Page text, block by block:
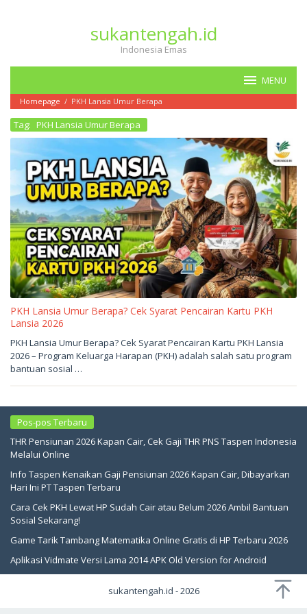
sukantengah.id
Indonesia Emas
MENU
Homepage / PKH Lansia Umur Berapa
Tag: PKH Lansia Umur Berapa
PKH Lansia Umur Berapa? Cek Syarat Pencairan Kartu PKH
Lansia 2026
Mei
18,
2026
oleh
sukantengah
PKH Lansia Umur Berapa? Cek Syarat Pencairan Kartu PKH Lansia
2026 – Program Keluarga Harapan (PKH) adalah salah satu program
bantuan sosial …
Pos-pos Terbaru
THR Pensiunan 2026 Kapan Cair, Cek Gaji THR PNS Taspen Indonesia
Melalui Online
Info Taspen Kenaikan Gaji Pensiunan 2026 Kapan Cair, Dibayarkan
Hari Ini PT Taspen Terbaru
Cara Cek PKH Lewat HP Sudah Cair atau Belum 2026 Ambil Bantuan
Sosial Sekarang!
Game Tarik Tambang Matematika Online Gratis di HP Terbaru 2026
Aplikasi Vidmate Versi Lama 2014 APK Old Version for Android
sukantengah.id - 2026